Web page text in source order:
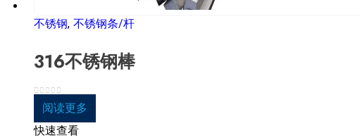
不锈钢, 不锈钢条/杆
316不锈钢棒
5分
阅读更多
快速查看